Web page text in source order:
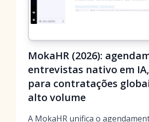
MokaHR (2026):
entrevistas nativo em
para contratações
alto volume
A MokaHR unifica o